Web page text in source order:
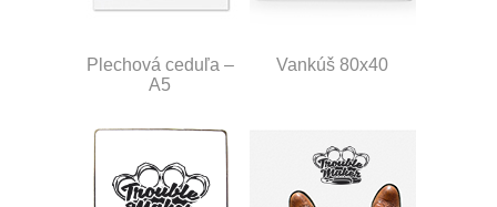
Plechová ceduľa –
A5
Vankúš 80x40